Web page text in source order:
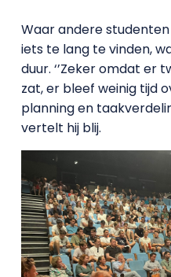
Waar andere
iets te lang te vinden,
duur. ‘’Zeker omdat er
zat, er bleef weinig tijd
planning en
vertelt hij blij.